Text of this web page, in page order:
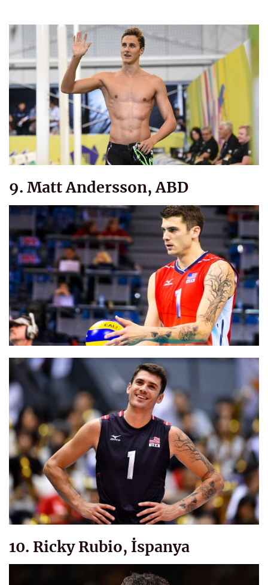
9. Matt Andersson, ABD
10. Ricky Rubio, İspanya